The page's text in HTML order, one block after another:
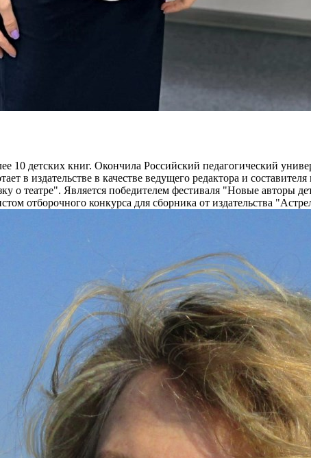
10 детских книг. Окончила Российский педагогический
в издательстве в качестве ведущего редактора и
о театре". Является победителем фестиваля "Новые авторы
отборочного конкурса для сборника от издательства